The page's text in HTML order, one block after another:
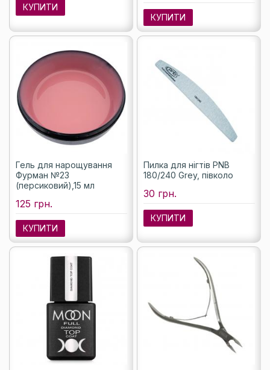
КУПИТИ
КУПИТИ
Гель для нарощування
Фурман №23
(персиковий),15 мл
125 грн.
КУПИТИ
Пилка для нігтів PNB
180/240 Grey, півколо
30 грн.
КУПИТИ